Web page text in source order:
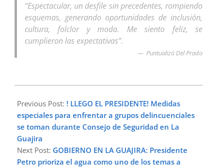
“Espectacular, un desfile sin precedentes, rompiendo
esquemas, generando oportunidades de inclusión,
cultura, folclor y moda. Me siento feliz, se
cumplieron las expectativas”.
Puntualizó Del Prado
06-
26
Previous Post: ! LLEGO EL PRESIDENTE! Medidas
especiales para enfrentar a grupos delincuenciales
se toman durante Consejo de Seguridad en La
Guajira
Next Post: GOBIERNO EN LA GUAJIRA: Presidente
Petro prioriza el agua como uno de los temas a